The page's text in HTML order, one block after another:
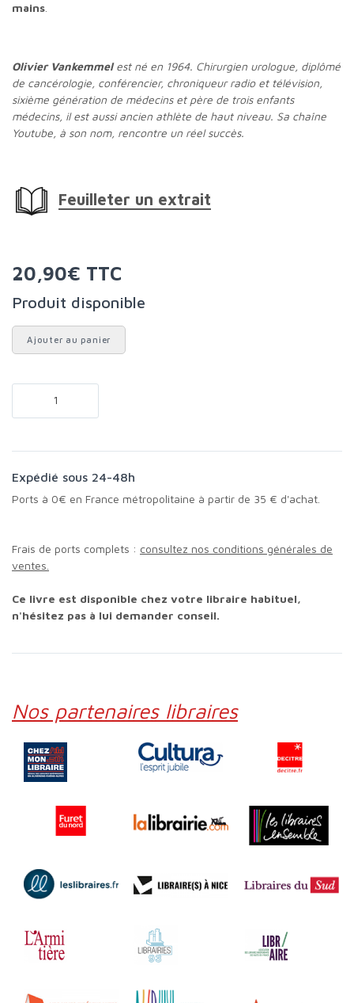
mains
Olivier Vankemmelest né en 1964. Chirurgien urologue, diplômé
de cancérologie, conférencier, chroniqueur radio et télévision,
sixième génération de médecins et père de trois enfants
médecins, il est aussi ancien athlète de haut niveau. Sa chaîne
Youtube, à son nom, rencontre un réel succès.
Feuilleter un extrait
20,90€ TTC
Produit disponible
Ajouter au panier
Expédié sous 24-48h
Ports à 0€ en France métropolitaine à partir de 35 € d'achat.
Frais de ports complets : consultez nos conditions générales de
ventes.
Ce livre est disponible chez votre libraire habituel,
n'hésitez pas à lui demander conseil.
Nos partenaires libraires